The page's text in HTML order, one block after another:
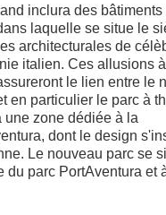
inclura des bâtiments
laquelle se situe le
architecturales de
italien. Ces allusions
le lien entre le
en particulier le parc à
une zone dédiée à la
dont le design
Le nouveau parc se
du parc PortAventura et